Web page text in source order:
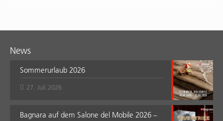
News
Sommerurlaub 2026
27. Juli 2026
Bagnara auf dem Salone del Mobile 2026 –